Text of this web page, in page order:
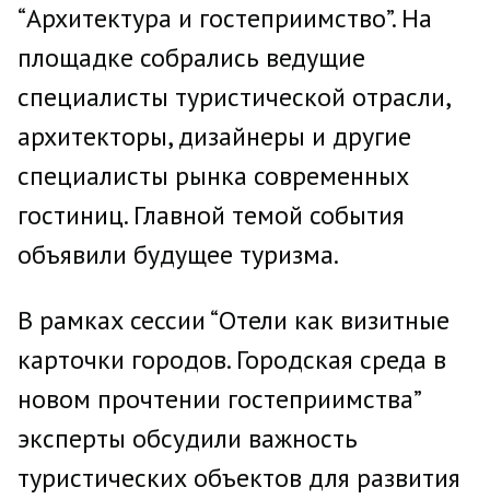
“Архитектура и гостеприимство”. На
площадке собрались ведущие
специалисты туристической отрасли,
архитекторы, дизайнеры и другие
специалисты рынка современных
гостиниц. Главной темой события
объявили будущее туризма.
В рамках сессии “Отели как визитные
карточки городов. Городская среда в
новом прочтении гостеприимства”
эксперты обсудили важность
туристических объектов для развития